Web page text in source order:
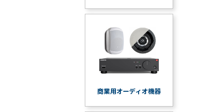
商業用オーディオ機器